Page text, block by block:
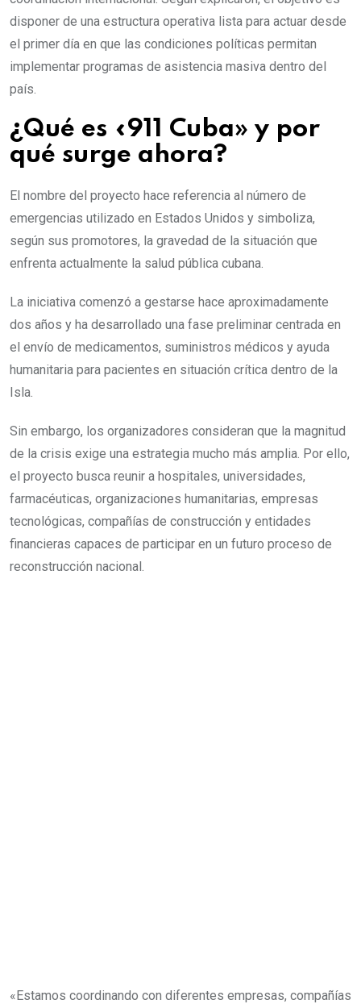
disponer de una estructura operativa lista para actuar desde
el primer día en que las condiciones políticas permitan
implementar programas de asistencia masiva dentro del
país.
¿Qué es «911 Cuba» y por
qué surge ahora?
El nombre del proyecto hace referencia al número de
emergencias utilizado en Estados Unidos y simboliza,
según sus promotores, la gravedad de la situación que
enfrenta actualmente la salud pública cubana.
La iniciativa comenzó a gestarse hace aproximadamente
dos años y ha desarrollado una fase preliminar centrada en
el envío de medicamentos, suministros médicos y ayuda
humanitaria para pacientes en situación crítica dentro de la
Isla.
Sin embargo, los organizadores consideran que la magnitud
de la crisis exige una estrategia mucho más amplia. Por ello,
el proyecto busca reunir a hospitales, universidades,
farmacéuticas, organizaciones humanitarias, empresas
tecnológicas, compañías de construcción y entidades
financieras capaces de participar en un futuro proceso de
reconstrucción nacional.
«Estamos coordinando con diferentes empresas, compañías